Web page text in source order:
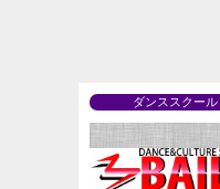
ダンススクール